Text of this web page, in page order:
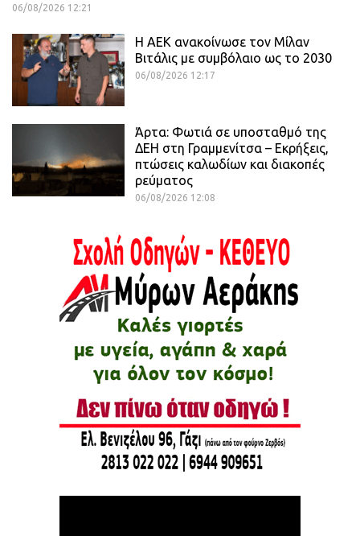
06/08/2026 12:21
H ΑΕΚ ανακοίνωσε τον Μίλαν
Βιτάλις με συμβόλαιο ως το 2030
06/08/2026 12:17
Άρτα: Φωτιά σε υποσταθμό της
ΔΕΗ στη Γραμμενίτσα – Εκρήξεις,
πτώσεις καλωδίων και διακοπές
ρεύματος
06/08/2026 12:08